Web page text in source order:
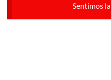
Sentimos